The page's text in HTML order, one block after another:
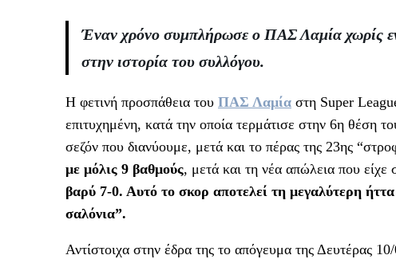
Έναν χρόνο συμπλήρωσε ο ΠΑΣ Λαμία χωρίς
στην ιστορία του συλλόγου.
Η φετινή προσπάθεια του ΠΑΣ Λαμία στη Super
επιτυχημένη, κατά την οποία τερμάτισε στην 6η θέση
σεζόν που διανύουμε, μετά και το πέρας της 23ης
με μόλις 9 βαθμούς, μετά και τη νέα απώλεια που
βαρύ 7-0. Αυτό το σκορ αποτελεί τη μεγαλύτερη
σαλόνια”.
Αντίστοιχα στην έδρα της το απόγευμα της Δευτέρας